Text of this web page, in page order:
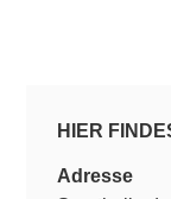
HIER
Adresse